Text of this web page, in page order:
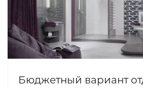
Бюджетный вариант